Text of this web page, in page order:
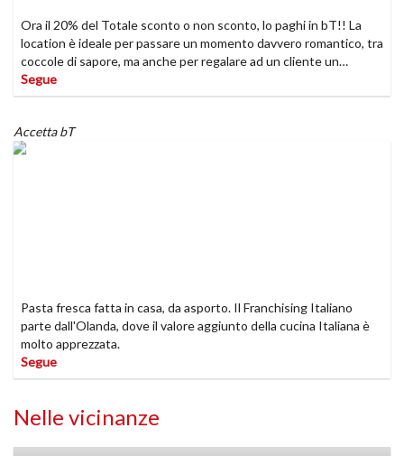
Ora il 20% del Totale sconto o non sconto, lo paghi in bT!! La
location è ideale per passare un momento davvero romantico, tra
coccole di sapore, ma anche per regalare ad un cliente un
esperienza unica per qualsiasi ricorrenza
Segue
Accetta bT
Pasta fresca fatta in casa, da asporto. Il Franchising Italiano
parte dall'Olanda, dove il valore aggiunto della cucina Italiana è
molto apprezzata.
Segue
Nelle vicinanze